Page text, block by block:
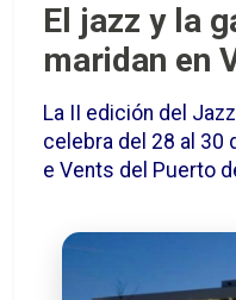
El jazz y la
maridan en
La II edición del
celebra del 28 al 30
e Vents del Puerto